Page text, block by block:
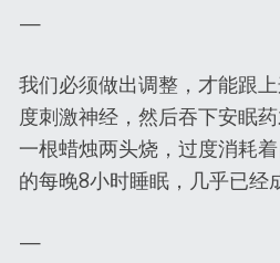
—
我们必须做出调整，才能跟
度刺激神经，然后吞下安眠
一根蜡烛两头烧，过度消
的每晚8小时睡眠，几乎已经
—